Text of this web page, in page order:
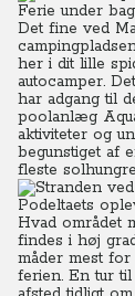
Ferie under
Det fine ved
her i dit lille
autocamper.
har adgang til
poolanlæg
aktiviteter og
begunstiget af
fleste
Podeltaets
Hvad området
findes i høj
måder mest
ferien. En tur